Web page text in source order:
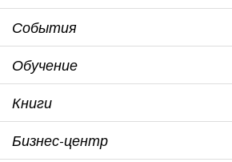
События
Обучение
Книги
Бизнес-центр